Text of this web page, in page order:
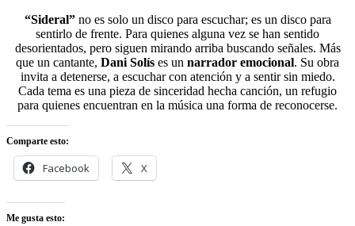
“Sideral” no es solo un disco para escuchar; es un disco para
sentirlo de frente. Para quienes alguna vez se han sentido
desorientados, pero siguen mirando arriba buscando señales. Más
que un cantante, Dani Solís es un narrador emocional. Su obra
invita a detenerse, a escuchar con atención y a sentir sin miedo.
Cada tema es una pieza de sinceridad hecha canción, un refugio
para quienes encuentran en la música una forma de reconocerse.
Comparte esto:
Facebook X
Me gusta esto: